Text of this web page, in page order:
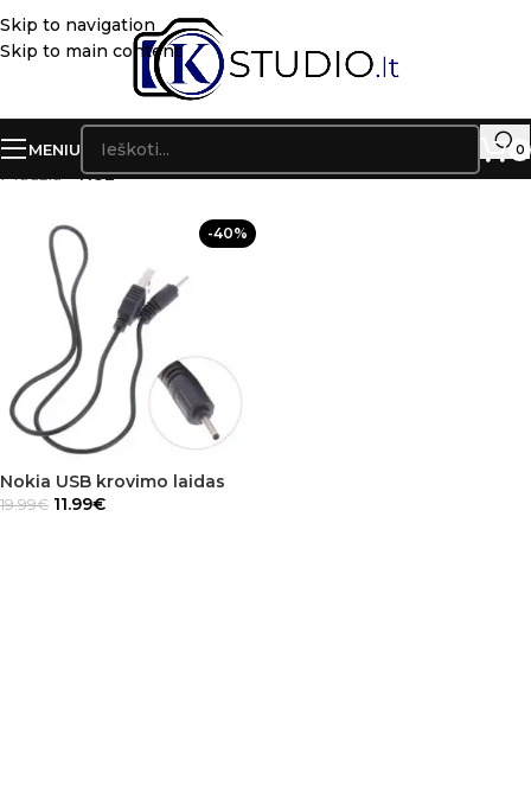
Skip to navigation
Skip to main content
MENIU 0
Pradžia»N82
-40%
Nokia USB krovimo laidas
19.99€ 11.99€